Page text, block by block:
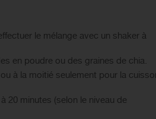
le mélange avec un shaker à
en poudre ou des graines de chia.
à la moitié seulement pour la
20 minutes (selon le niveau de